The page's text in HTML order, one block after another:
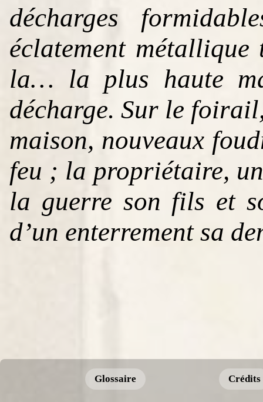
décharges
éclatement
la… la plus haute
décharge. Sur le
maison, nouveaux
feu ; la propriétaire,
la guerre son fils et
d’un enterrement sa
Glossaire Crédits